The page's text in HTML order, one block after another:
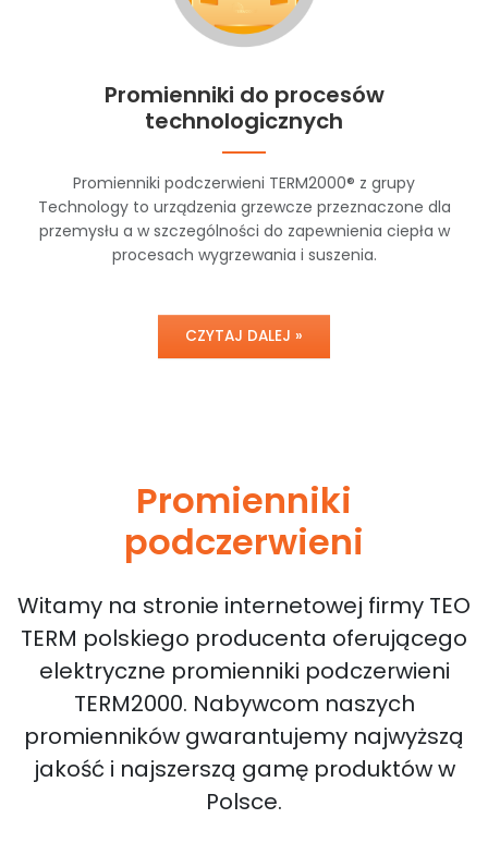
Promienniki do procesów
technologicznych
Promienniki podczerwieni TERM2000® z grupy
Technology to urządzenia grzewcze przeznaczone dla
przemysłu a w szczególności do zapewnienia ciepła w
procesach wygrzewania i suszenia.
CZYTAJ DALEJ »
Promienniki
podczerwieni
Witamy na stronie internetowej firmy TEO
TERM polskiego producenta oferującego
elektryczne promienniki podczerwieni
TERM2000. Nabywcom naszych
promienników gwarantujemy najwyższą
jakość i najszerszą gamę produktów w
Polsce.